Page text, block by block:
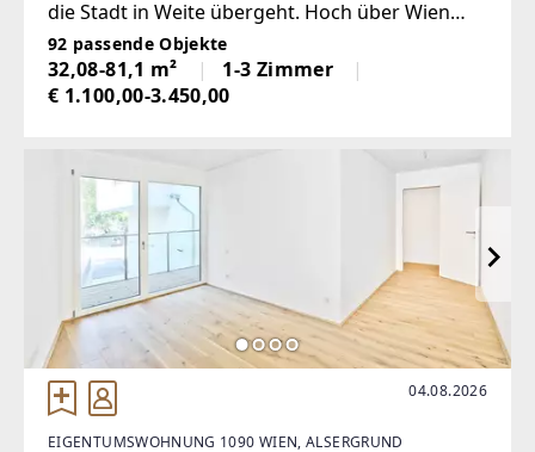
die Stadt in Weite übergeht. Hoch über Wien
entfalten sich exklusive Wohnungen mit einem
Panorama, das seinesgleichen sucht: Der Blick
schweift über die Skyline,
92 passende Objekte
32,08-81,1 m²
1-3 Zimmer
€ 1.100,00-3.450,00
04.08.2026
EIGENTUMSWOHNUNG 1090 WIEN, ALSERGRUND